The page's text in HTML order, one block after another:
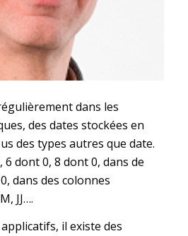
dans les
des dates stockées en
des types autres que date.
dont 0, 8 dont 0, dans de
dans des colonnes
JJ….
il existe des